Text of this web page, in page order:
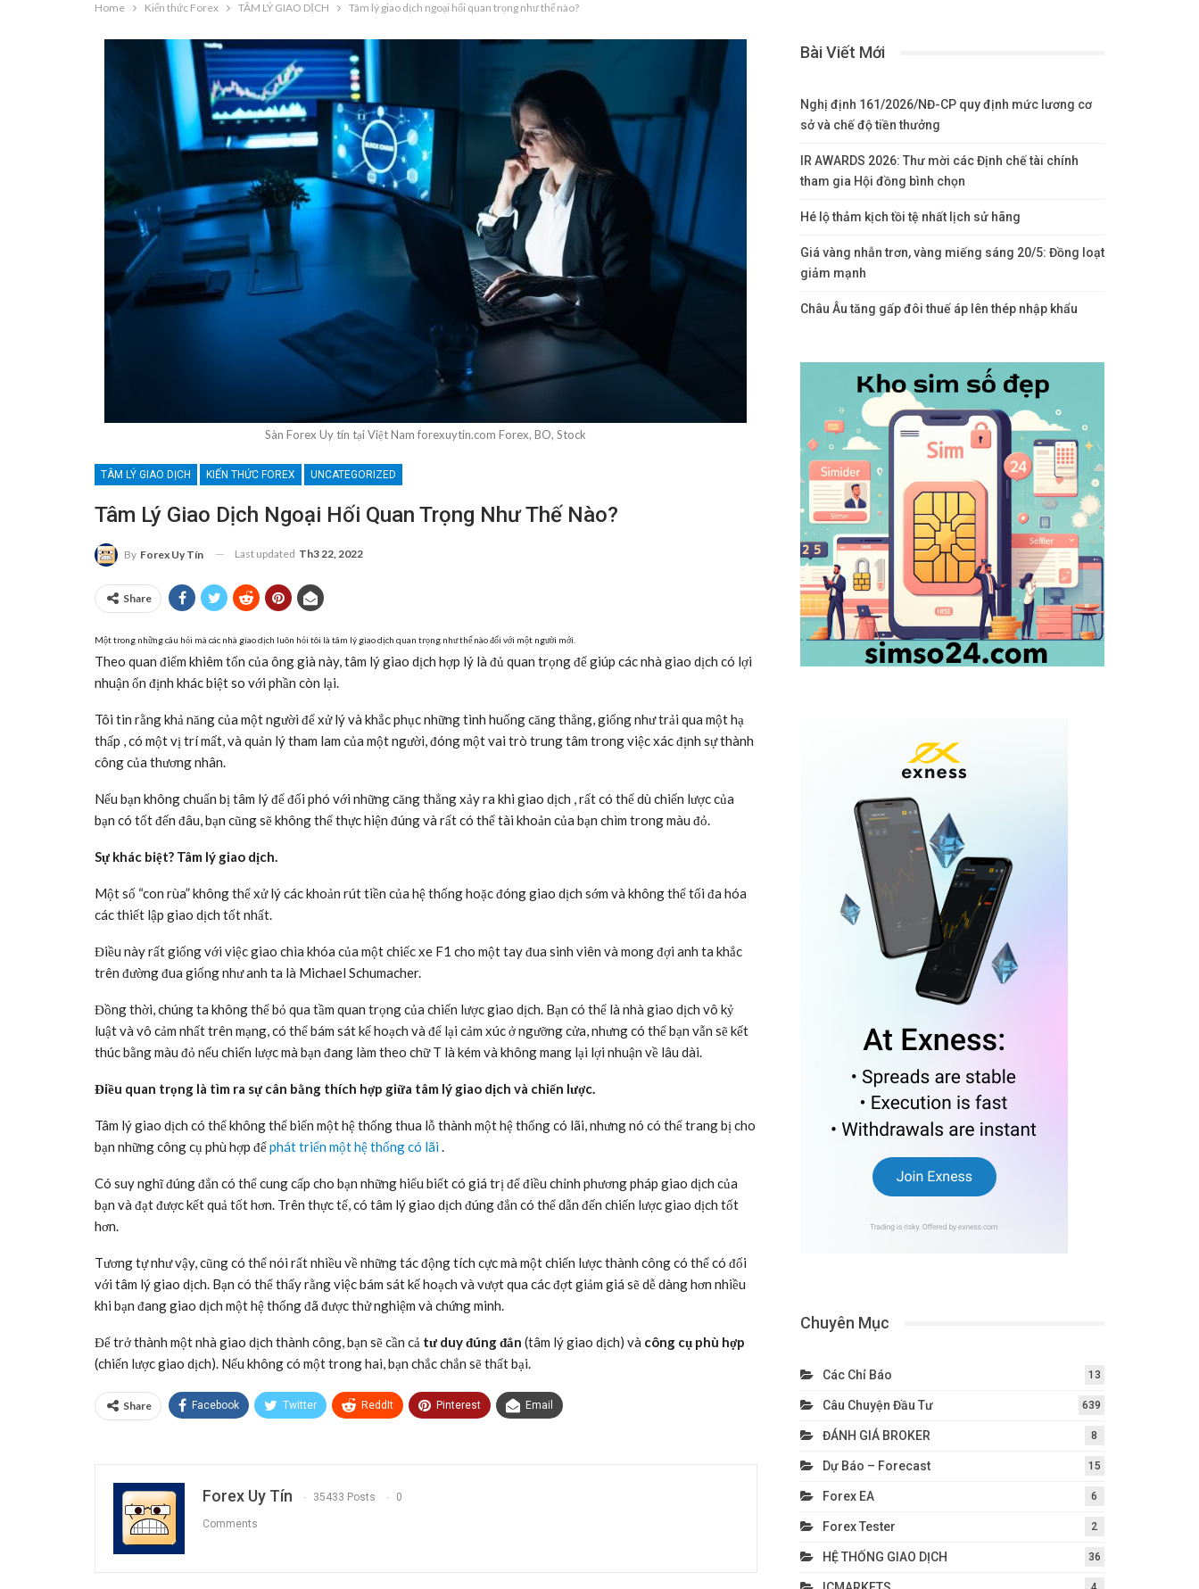
Home Kiến thức Forex TÂM LÝ GIAO DỊCH Tâm lý giao dịch ngoại hối quan trọng như thế nào?
Sàn Forex Uy tín tại Việt Nam forexuytin.com Forex, BO, Stock
TÂM LÝ GIAO DỊCH KIẾN THỨC FOREX UNCATEGORIZED
Tâm Lý Giao Dịch Ngoại Hối Quan Trọng Như Thế Nào?
By Forex Uy Tín Last updated Th3 22, 2022
Share
Một trong những câu hỏi mà các nhà giao dịch luôn hỏi tôi là tâm lý giao dịch quan trọng như thế nào đối với một người mới.
Theo quan điểm khiêm tốn của ông già này, tâm lý giao dịch hợp lý là đủ quan trọng để giúp các nhà giao dịch có lợi
nhuận ổn định khác biệt so với phần còn lại.
Tôi tin rằng khả năng của một người để xử lý và khắc phục những tình huống căng thẳng, giống như trải qua một hạ
thấp , có một vị trí mất, và quản lý tham lam của một người, đóng một vai trò trung tâm trong việc xác định sự thành
công của thương nhân.
Nếu bạn không chuẩn bị tâm lý để đối phó với những căng thẳng xảy ra khi giao dịch , rất có thể dù chiến lược của
bạn có tốt đến đâu, bạn cũng sẽ không thể thực hiện đúng và rất có thể tài khoản của bạn chìm trong màu đỏ.
Sự khác biệt? Tâm lý giao dịch.
Một số “con rùa” không thể xử lý các khoản rút tiền của hệ thống hoặc đóng giao dịch sớm và không thể tối đa hóa
các thiết lập giao dịch tốt nhất.
Điều này rất giống với việc giao chìa khóa của một chiếc xe F1 cho một tay đua sinh viên và mong đợi anh ta khắc
trên đường đua giống như anh ta là Michael Schumacher.
Đồng thời, chúng ta không thể bỏ qua tầm quan trọng của chiến lược giao dịch. Bạn có thể là nhà giao dịch vô kỷ
luật và vô cảm nhất trên mạng, có thể bám sát kế hoạch và để lại cảm xúc ở ngưỡng cửa, nhưng có thể bạn vẫn sẽ kết
thúc bằng màu đỏ nếu chiến lược mà bạn đang làm theo chữ T là kém và không mang lại lợi nhuận về lâu dài.
Điều quan trọng là tìm ra sự cân bằng thích hợp giữa tâm lý giao dịch và chiến lược.
Tâm lý giao dịch có thể không thể biến một hệ thống thua lỗ thành một hệ thống có lãi, nhưng nó có thể trang bị cho
bạn những công cụ phù hợp đểphát triển một hệ thống có lãi.
Có suy nghĩ đúng đắn có thể cung cấp cho bạn những hiểu biết có giá trị để điều chỉnh phương pháp giao dịch của
bạn và đạt được kết quả tốt hơn. Trên thực tế, có tâm lý giao dịch đúng đắn có thể dẫn đến chiến lược giao dịch tốt
hơn.
Tương tự như vậy, cũng có thể nói rất nhiều về những tác động tích cực mà một chiến lược thành công có thể có đối
với tâm lý giao dịch. Bạn có thể thấy rằng việc bám sát kế hoạch và vượt qua các đợt giảm giá sẽ dễ dàng hơn nhiều
khi bạn đang giao dịch một hệ thống đã được thử nghiệm và chứng minh.
Để trở thành một nhà giao dịch thành công, bạn sẽ cần cả tư duy đúng đắn (tâm lý giao dịch) và công cụ phù hợp
(chiến lược giao dịch). Nếu không có một trong hai, bạn chắc chắn sẽ thất bại.
Share Facebook Twitter ReddIt Pinterest Email
Forex Uy Tín 35433 Posts 0
Comments
Bài Viết Mới
Nghị định 161/2026/NĐ-CP quy định mức lương cơ
sở và chế độ tiền thưởng
IR AWARDS 2026: Thư mời các Định chế tài chính
tham gia Hội đồng bình chọn
Hé lộ thảm kịch tồi tệ nhất lịch sử hãng
Giá vàng nhẫn trơn, vàng miếng sáng 20/5: Đồng loạt
giảm mạnh
Châu Âu tăng gấp đôi thuế áp lên thép nhập khẩu
Chuyên Mục
Các Chỉ Báo 13
Câu Chuyện Đầu Tư 639
ĐÁNH GIÁ BROKER 8
Dự Báo – Forecast 15
Forex EA 6
Forex Tester 2
HỆ THỐNG GIAO DỊCH 36